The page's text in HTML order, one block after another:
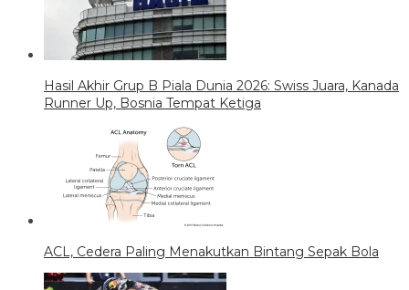
Hasil Akhir Grup B Piala Dunia 2026: Swiss Juara, Kanada
Runner Up, Bosnia Tempat Ketiga
ACL, Cedera Paling Menakutkan Bintang Sepak Bola